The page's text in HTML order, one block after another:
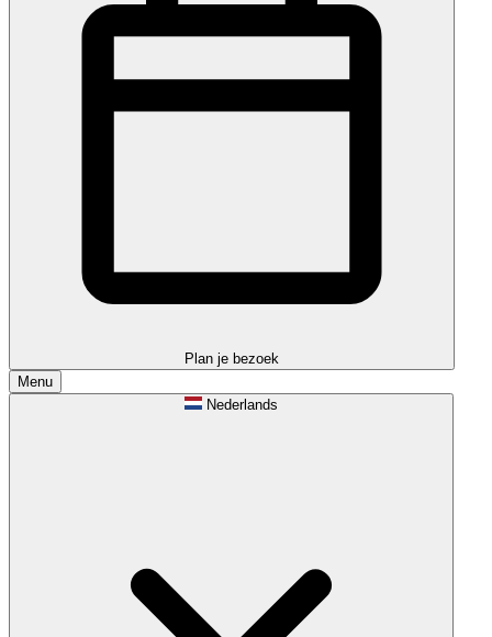
Plan je bezoek
Menu
Nederlands